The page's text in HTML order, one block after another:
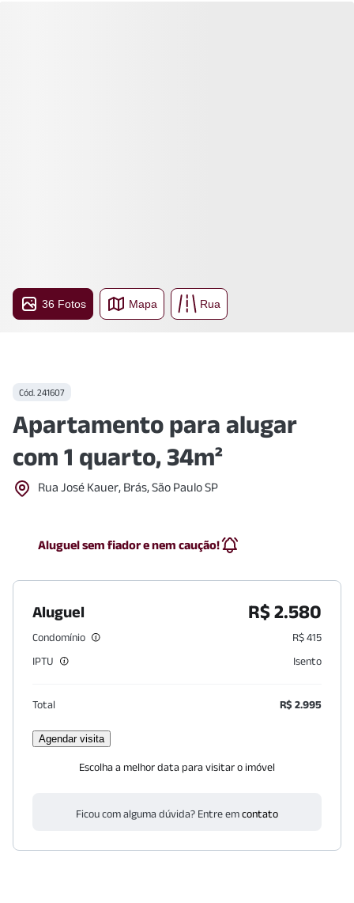
36 Fotos Mapa Rua
Cód. 241607
Apartamento para alugar
com 1 quarto, 34m²
Rua José Kauer, Brás, São Paulo SP
Aluguel sem fiador e nem caução!
Aluguel R$ 2.580
Condomínio
R$ 415
IPTU
Isento
Total R$ 2.995
Agendar visita
Escolha a melhor data para visitar o imóvel
Ficou com alguma dúvida? Entre emcontato